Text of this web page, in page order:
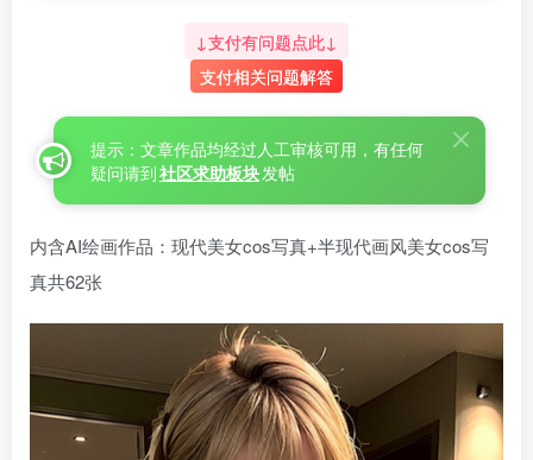
↓支付有问题点此↓
支付相关问题解答
提示：文章作品均经过人工审核可用，有任何
疑问请到社区求助板块发帖
内含AI绘画作品：现代美女cos写真+半现代画风美女cos写
真共62张